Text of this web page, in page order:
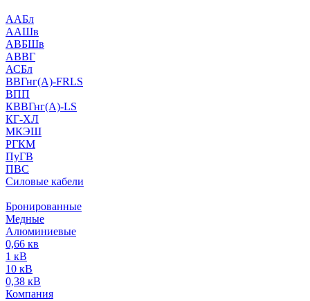
ААБл
ААШв
АВБШв
АВВГ
АСБл
ВВГнг(А)-FRLS
ВПП
КВВГнг(А)-LS
КГ-ХЛ
МКЭШ
РГКМ
ПуГВ
ПВС
Силовые кабели
Бронированные
Медные
Алюминиевые
0,66 кв
1 кВ
10 кВ
0,38 кВ
Компания